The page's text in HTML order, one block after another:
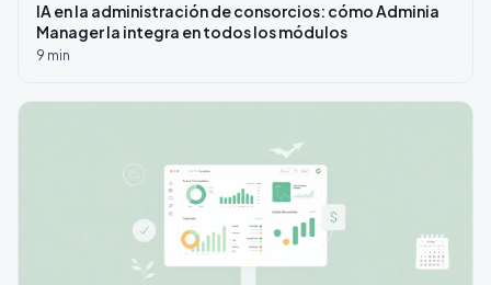
IA en la administración de consorcios: cómo Adminia
Manager la integra en todos los módulos
9 min